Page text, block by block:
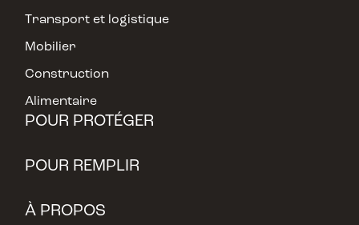
Transport et logistique
Mobilier
Construction
Alimentaire
POUR PROTÉGER
POUR REMPLIR
À PROPOS